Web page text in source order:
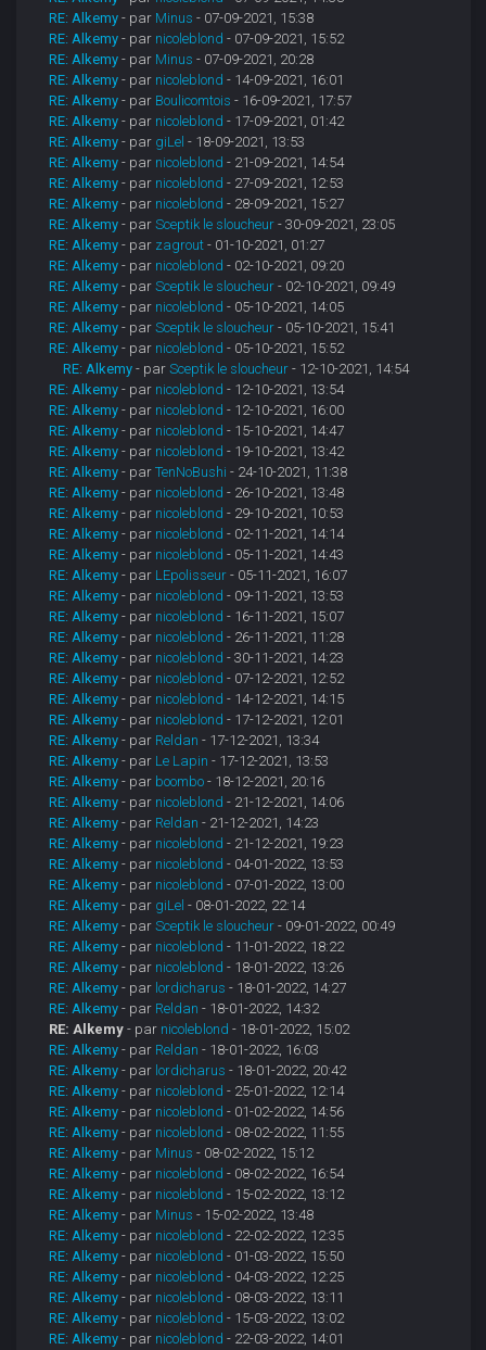
RE: Alkemy - par Minus - 07-09-2021, 15:38
RE: Alkemy - par nicoleblond - 07-09-2021, 15:52
RE: Alkemy - par Minus - 07-09-2021, 20:28
RE: Alkemy - par nicoleblond - 14-09-2021, 16:01
RE: Alkemy - par Boulicomtois - 16-09-2021, 17:57
RE: Alkemy - par nicoleblond - 17-09-2021, 01:42
RE: Alkemy - par giLel - 18-09-2021, 13:53
RE: Alkemy - par nicoleblond - 21-09-2021, 14:54
RE: Alkemy - par nicoleblond - 27-09-2021, 12:53
RE: Alkemy - par nicoleblond - 28-09-2021, 15:27
RE: Alkemy - parSceptik le sloucheur - 30-09-2021, 23:05
RE: Alkemy - par zagrout - 01-10-2021, 01:27
RE: Alkemy - par nicoleblond - 02-10-2021, 09:20
RE: Alkemy - parSceptik le sloucheur - 02-10-2021, 09:49
RE: Alkemy - par nicoleblond - 05-10-2021, 14:05
RE: Alkemy - parSceptik le sloucheur - 05-10-2021, 15:41
RE: Alkemy - par nicoleblond - 05-10-2021, 15:52
RE: Alkemy - parSceptik le sloucheur - 12-10-2021, 14:54
RE: Alkemy - par nicoleblond - 12-10-2021, 13:54
RE: Alkemy - par nicoleblond - 12-10-2021, 16:00
RE: Alkemy - par nicoleblond - 15-10-2021, 14:47
RE: Alkemy - par nicoleblond - 19-10-2021, 13:42
RE: Alkemy - parTenNoBushi - 24-10-2021, 11:38
RE: Alkemy - par nicoleblond - 26-10-2021, 13:48
RE: Alkemy - par nicoleblond - 29-10-2021, 10:53
RE: Alkemy - par nicoleblond - 02-11-2021, 14:14
RE: Alkemy - par nicoleblond - 05-11-2021, 14:43
RE: Alkemy - par LEpolisseur - 05-11-2021, 16:07
RE: Alkemy - par nicoleblond - 09-11-2021, 13:53
RE: Alkemy - par nicoleblond - 16-11-2021, 15:07
RE: Alkemy - par nicoleblond - 26-11-2021, 11:28
RE: Alkemy - par nicoleblond - 30-11-2021, 14:23
RE: Alkemy - par nicoleblond - 07-12-2021, 12:52
RE: Alkemy - par nicoleblond - 14-12-2021, 14:15
RE: Alkemy - par nicoleblond - 17-12-2021, 12:01
RE: Alkemy - par Reldan - 17-12-2021, 13:34
RE: Alkemy - par Le Lapin - 17-12-2021, 13:53
RE: Alkemy - par boombo - 18-12-2021, 20:16
RE: Alkemy - par nicoleblond - 21-12-2021, 14:06
RE: Alkemy - par Reldan - 21-12-2021, 14:23
RE: Alkemy - par nicoleblond - 21-12-2021, 19:23
RE: Alkemy - par nicoleblond - 04-01-2022, 13:53
RE: Alkemy - par nicoleblond - 07-01-2022, 13:00
RE: Alkemy - par giLel - 08-01-2022, 22:14
RE: Alkemy - parSceptik le sloucheur - 09-01-2022, 00:49
RE: Alkemy - par nicoleblond - 11-01-2022, 18:22
RE: Alkemy - par nicoleblond - 18-01-2022, 13:26
RE: Alkemy - par lordicharus - 18-01-2022, 14:27
RE: Alkemy - par Reldan - 18-01-2022, 14:32
RE: Alkemy - par nicoleblond - 18-01-2022, 15:02
RE: Alkemy - par Reldan - 18-01-2022, 16:03
RE: Alkemy - par lordicharus - 18-01-2022, 20:42
RE: Alkemy - par nicoleblond - 25-01-2022, 12:14
RE: Alkemy - par nicoleblond - 01-02-2022, 14:56
RE: Alkemy - par nicoleblond - 08-02-2022, 11:55
RE: Alkemy - par Minus - 08-02-2022, 15:12
RE: Alkemy - par nicoleblond - 08-02-2022, 16:54
RE: Alkemy - par nicoleblond - 15-02-2022, 13:12
RE: Alkemy - par Minus - 15-02-2022, 13:48
RE: Alkemy - par nicoleblond - 22-02-2022, 12:35
RE: Alkemy - par nicoleblond - 01-03-2022, 15:50
RE: Alkemy - par nicoleblond - 04-03-2022, 12:25
RE: Alkemy - par nicoleblond - 08-03-2022, 13:11
RE: Alkemy - par nicoleblond - 15-03-2022, 13:02
RE: Alkemy - par nicoleblond - 22-03-2022, 14:01